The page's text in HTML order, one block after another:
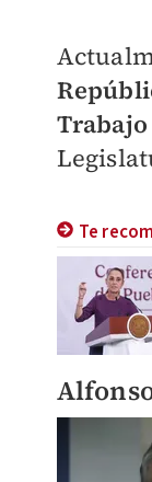
Trabajo
Te